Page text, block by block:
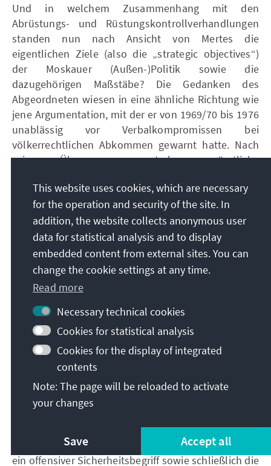
Und in welchem Zusammenhang mit den
Abrüstungs- und Rüstungskontrollverhandlungen
standen nun nach Ansicht von Mertes die
eigentlichen Ziele (also die „strategic objectives“)
der Moskauer (Außen-)Politik sowie die
dazugehörigen Maßstäbe? Die Gedanken des
Abgeordneten wiesen in eine ähnliche Richtung wie
jene Argumentation, mit der er von 1969/70 bis 1976
unablässig vor Verbalkompromissen bei
völkerrechtlichen Abkommen gewarnt hatte. Nach
seiner Überzeugung unterlagen sämtliche
Handlungen der östlichen Hegemonialmacht dem
von ihr verfolgten „Führungsanspruch der Politik“.
Die politischen Ziele Moskaus sah CDU-Politiker in
diesem Zusammenhang bestimmt durch eine
Gemengelage an offensiver, die Weltrevolution
anstrebender Ideologie („die von reinen
Pragmatikern oft unterschätzt wird“) und einer mehr
nationalrussischen „politische[n] Einfluß- und
Kontrollexpansion“. Auf die konkreten
Zeitumstände bezogen erklärte Mertes es für
„müßig zu spekulieren“, welche der beiden
Motivationen in der Politik des Kremls eine stärkere
sich [...] geradezu hervorragend.“
Abgeordnete weiter, seien diesen bestimmenden
politischen Triebkräften untergeordnet, und zwar
ein offensiver Sicherheitsbegriff sowie schließlich die
This website uses cookies, which are necessary
for the operation and security of the site. In
addition, the website collects anonymous user
data for statistical analysis and to display
embedded content from external sites. You can
change the cookie settings at any time.
Read more
Necessary technical cookies
Cookies for statistical analysis
Cookies for the display of integrated
contents
Note: The page will be reloaded to activate
your changes
Save Accept all